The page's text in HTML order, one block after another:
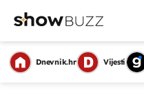
Dnevnik.hr Vijesti